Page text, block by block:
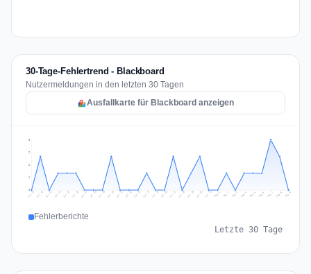
30-Tage-Fehlertrend - Blackboard
Nutzermeldungen in den letzten 30 Tagen
Ausfallkarte für Blackboard anzeigen
1
2
2
3
Jul 11 Jul 12 Jul 13 Jul 14 Jul 15 Jul 16 Jul 17 Jul 18 Jul 19 Jul 20 Jul 21 Jul 22 Jul 23 Jul 24 Jul 25 Jul 26 Jul 27 Jul 28 Jul 29 Jul 30 Jul 31 Aug 1 Aug 2 Aug 3 Aug 4 Aug 5 Aug 6 Aug 7 Aug 8 Aug 9
Fehlerberichte
Letzte 30 Tage